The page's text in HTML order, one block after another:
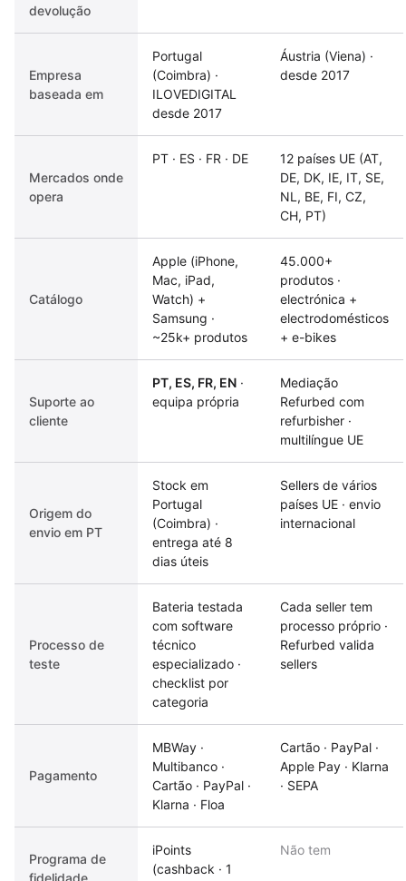
devolução
Empresa
baseada em
Portugal
(Coimbra) ·
ILOVEDIGITAL
desde 2017
Áustria (Viena) ·
desde 2017
Mercados onde
opera
PT · ES · FR · DE
12 países UE (AT,
DE, DK, IE, IT, SE,
NL, BE, FI, CZ,
CH, PT)
Catálogo
Apple (iPhone,
Mac, iPad,
Watch) +
Samsung ·
~25k+ produtos
45.000+
produtos ·
electrónica +
electrodomésticos
+ e-bikes
Suporte ao
cliente
PT, ES, FR, EN ·
equipa própria
Mediação
Refurbed com
refurbisher ·
multilíngue UE
Origem do
envio em PT
Stock em
Portugal
(Coimbra) ·
entrega até 8
dias úteis
Sellers de vários
países UE · envio
internacional
Processo de
teste
Bateria testada
com software
técnico
especializado ·
checklist por
categoria
Cada seller tem
processo próprio ·
Refurbed valida
sellers
Pagamento
MBWay ·
Multibanco ·
Cartão · PayPal ·
Klarna · Floa
Cartão · PayPal ·
Apple Pay · Klarna
· SEPA
Programa de
fidelidade
iPoints
(cashback · 1
Não tem